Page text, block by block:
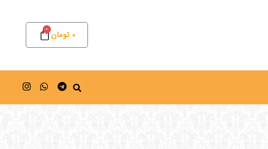
0 تومان 0